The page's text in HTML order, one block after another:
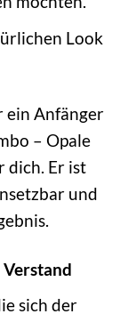
Look
ein Anfänger
– Opale
dich. Er ist
und
sich der